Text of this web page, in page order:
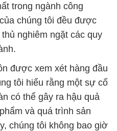
trong ngành công
chúng tôi đều được
nghiêm ngặt các quy
được xem xét hàng đầu
tôi hiểu rằng một sự cố
có thể gây ra hậu quả
và quá trình sản
chúng tôi không bao giờ